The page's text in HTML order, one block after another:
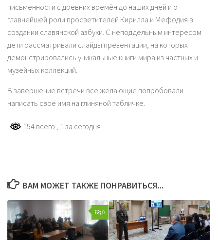
письменности с древних времён до наших дней и о
главнейшей роли просветителей Кирилла и Мефодия в
создании славянской азбуки. С неподдельным интересом
дети рассматривали слайды презентации, на которых
демонстрировались уникальные книги мира из частных и
музейных коллекций.
В завершение встречи все желающие попробовали
написать своё имя на глиняной табличке.
154 всего , 1 за сегодня
ВАМ МОЖЕТ ТАКЖЕ ПОНРАВИТЬСЯ...
0